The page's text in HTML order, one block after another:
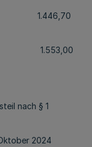
1.446,70
1.553,00
nach § 1
2024